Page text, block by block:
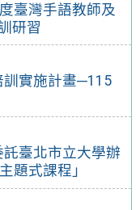
臺灣手語教師及
研習
訓實施計畫─115
臺北市立大學辦
題式課程」